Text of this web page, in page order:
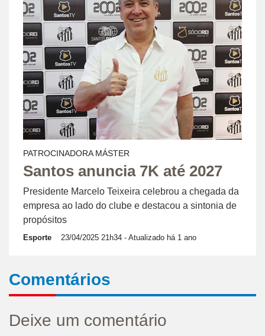
PATROCINADORA MÁSTER
Santos anuncia 7K até 2027
Presidente Marcelo Teixeira celebrou a chegada da
empresa ao lado do clube e destacou a sintonia de
propósitos
Esporte 23/04/2025 21h34 - Atualizado há 1 ano
Comentários
Deixe um comentário